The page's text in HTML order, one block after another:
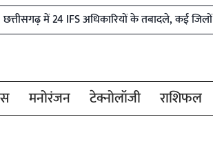
IFS अधिकारियों के तबादले, कई जिलों के DFO बदले
मनोरंजन टेक्नोलॉजी राशिफल